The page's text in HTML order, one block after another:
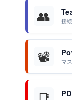
👥 接
📽️ マ